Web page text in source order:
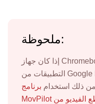
ملحوظة:
إذا كان جهاز Chromebook الخاص بك يقتصر على
التطبيقات من Google Play فقط، مثل الأجهزة المُدارة
من ذلك استخدام برنامج